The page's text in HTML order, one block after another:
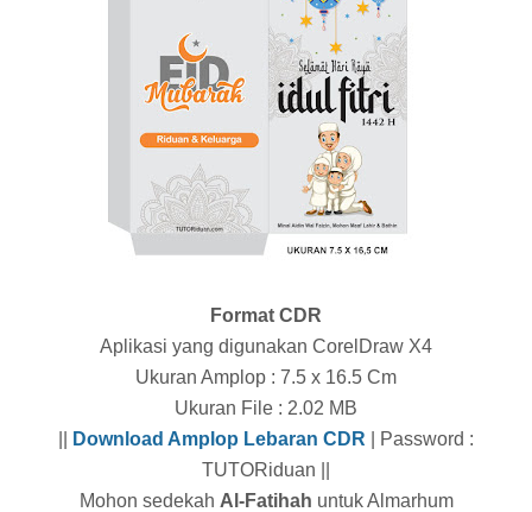
Format CDR
Aplikasi yang digunakan CorelDraw X4
Ukuran Amplop : 7.5 x 16.5 Cm
Ukuran File : 2.02 MB
Download Amplop Lebaran CDR | Password :
TUTORiduan ||
Mohon sedekah Al-Fatihah untuk Almarhum